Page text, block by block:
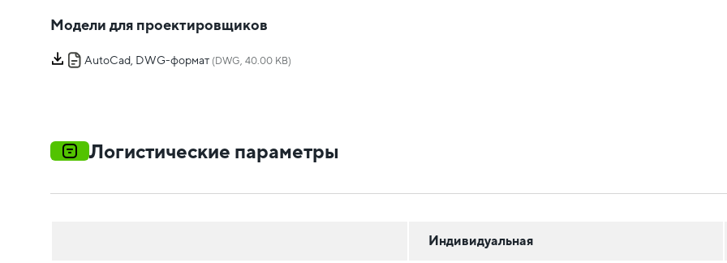
Модели для проектировщиков
AutoCad, DWG-формат (DWG, 40.00 KB)
Логистические параметры
Индивидуальная